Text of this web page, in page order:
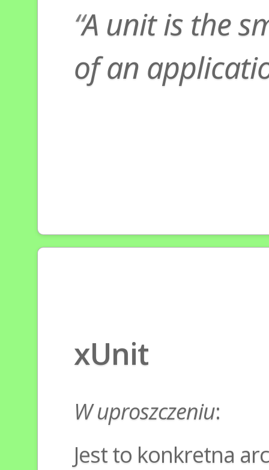
A unit is the
of an
xUnit
W uproszczeniu:
Jest to konkretna